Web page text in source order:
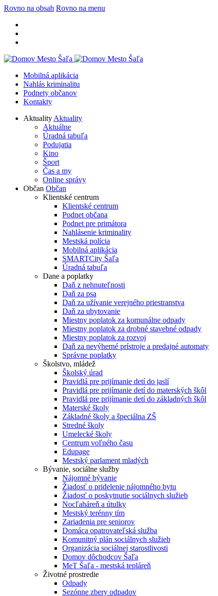
Rovno na obsah Rovno na menu
Mobilná aplikácia
Nahlás kriminalitu
Podnety občanov
Kontakty
Aktuality Aktuality
Aktuálne
Úradná tabuľa
Podujatia
Kino
Šport
Čas a my
Online správy
Občan Občan
Klientské centrum
Klientské centrum
Podnet občana
Podnet pre primátora
Nahlásenie kriminality
Mestská polícia
Mobilná aplikácia
SMARTCity Šaľa
Úradná tabuľa
Dane a poplatky
Daň z nehnuteľnosti
Daň za psa
Daň za užívanie verejného priestranstva
Daň za ubytovanie
Miestny poplatok za komunálne odpady
Miestny poplatok za drobné stavebné odpady
Miestny poplatok za rozvoj
Daň za nevýherné prístroje a predajné automaty
Správne poplatky
Školstvo, mládež
Školský úrad
Pravidlá pre prijímanie detí do jaslí
Pravidlá pre prijímanie detí do materských škôl
Pravidlá pre prijímanie detí do základných škôl
Materské školy
Základné školy a špeciálna ZŠ
Stredné školy
Umelecké školy
Centrum voľného času
Edupage
Mestský parlament mladých
Bývanie, sociálne služby
Nájomné bývanie
Žiadosť o pridelenie nájomného bytu
Žiadosť o poskytnutie sociálnych služieb
Nocľaháreň a útulky
Mestský terénny tím
Zariadenia pre seniorov
Domáca opatrovateľská služba
Komunitný plán sociálnych služieb
Organizácia sociálnej starostlivosti
Domov dôchodcov Šaľa
MeT Šaľa - mestská tepláreň
Životné prostredie
Odpady
Sezónne zbery odpadov